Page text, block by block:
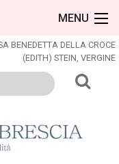
MENU
BENEDETTA DELLA CROCE
(EDITH) STEIN, VERGINE